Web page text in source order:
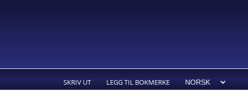
SKRIV UT LEGG TIL BOKMERKE